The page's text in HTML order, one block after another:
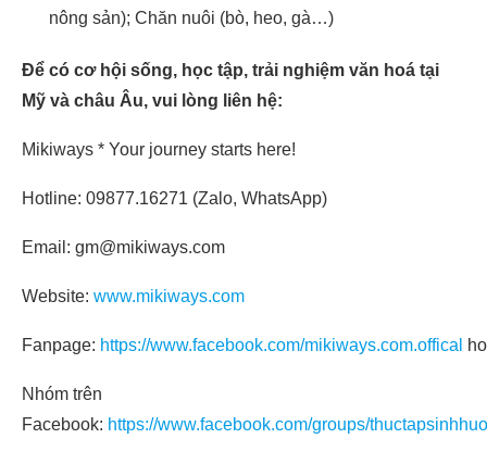
nông sản); Chăn nuôi (bò, heo, gà…)
Để có cơ hội sống, học tập, trải nghiệm văn hoá tại
Mỹ và châu Âu, vui lòng liên hệ:
Mikiways * Your journey starts here!
Hotline: 09877.16271 (Zalo, WhatsApp)
Email: gm@mikiways.com
Website: www.mikiways.com
Fanpage: https://www.facebook.com/mikiways.com.offical
Nhóm trên
Facebook: https://www.facebook.com/groups/